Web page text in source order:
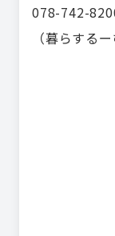
078-742-
（暮らする